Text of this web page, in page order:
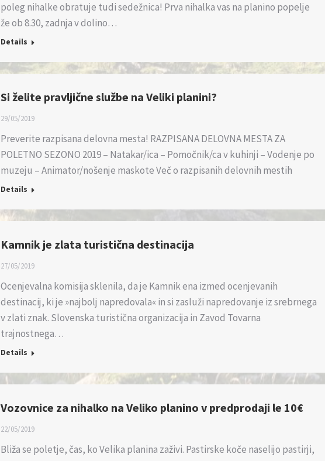
poleg nihalke obratuje tudi sedežnica! Prva nihalka vas na planino popelje
že ob 8.30, zadnja v dolino…
Details
Si želite pravljične službe na Veliki planini?
29/05/2019
Preverite razpisana delovna mesta! RAZPISANA DELOVNA MESTA ZA
POLETNO SEZONO 2019 – Natakar/ica – Pomočnik/ca v kuhinji – Vodenje po
muzeju – Animator/nošenje maskote Več o razpisanih delovnih mestih
Details
Kamnik je zlata turistična destinacija
27/05/2019
Ocenjevalna komisija sklenila, da je Kamnik ena izmed ocenjevanih
destinacij, ki je »najbolj napredovala« in si zasluži napredovanje iz srebrnega
v zlati znak. Slovenska turistična organizacija in Zavod Tovarna
trajnostnega…
Details
Vozovnice za nihalko na Veliko planino v predprodaji le 10€
22/05/2019
Bliža se poletje, čas, ko Velika planina zaživi. Pastirske koče naselijo pastirji,